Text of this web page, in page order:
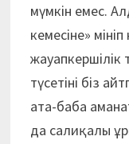
мүмкін емес.
кемесіне»
жауапкершілік
түсетіні біз
ата-баба
да салиқалы